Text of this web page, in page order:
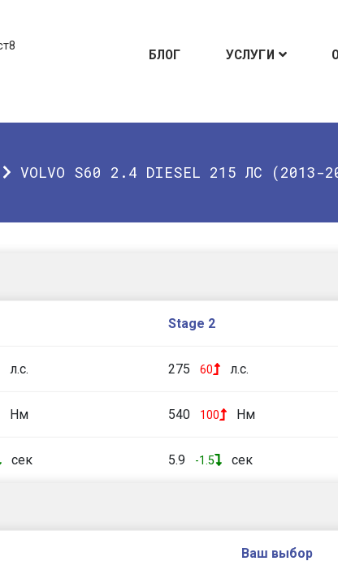
БЛОГ УСЛУГИ
VOLVO S60 2.4 DIESEL 215 ЛС (2013-
Stage 2
л.с. 275 60 л.с.
Нм 540 100 Нм
сек 5.9 -1.5 сек
Ваш выбор